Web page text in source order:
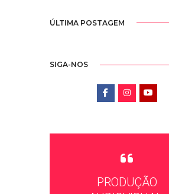
ÚLTIMA POSTAGEM
SIGA-NOS
PRODUÇÃO